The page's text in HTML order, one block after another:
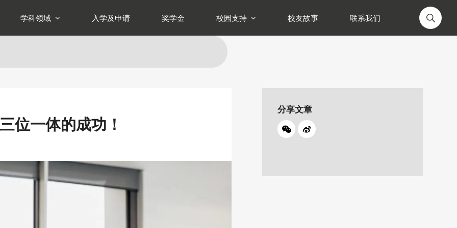
学科领域 入学及申请 奖学金 校园支持 校友故事 联系我们
位一体的成功！
分享文章